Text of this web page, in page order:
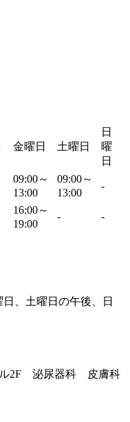
金曜日 土曜日
日
曜
日
09:00～
13:00
09:00～
13:00
-
16:00～
19:00
- -
、土曜日の午後、日
ル2F 泌尿器科 皮膚科